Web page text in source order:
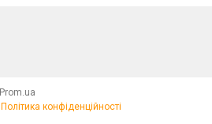
Prom.ua
Політика конфіденційності